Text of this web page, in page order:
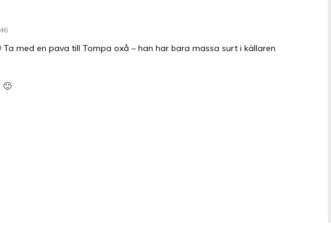
Ta med en pava till Tompa oxå – han har bara massa surt i källaren
🙂